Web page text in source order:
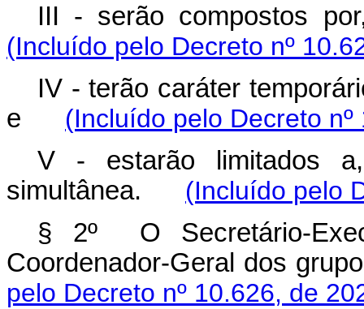
III - serão compostos
(Incluído pelo Decreto nº
IV - terão caráter
e (Incluído pelo Decreto
V - estarão limitados
simultânea. (Incluído pelo
§ 2º O Secretário-
Coordenador-Geral dos
pelo Decreto nº 10.626, de